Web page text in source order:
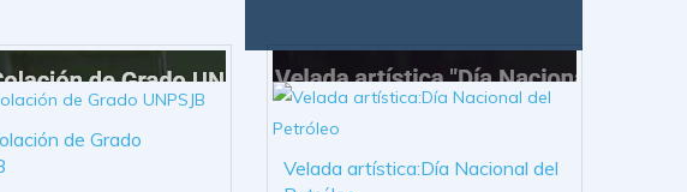
de Grado
Velada artística:Día Nacional del